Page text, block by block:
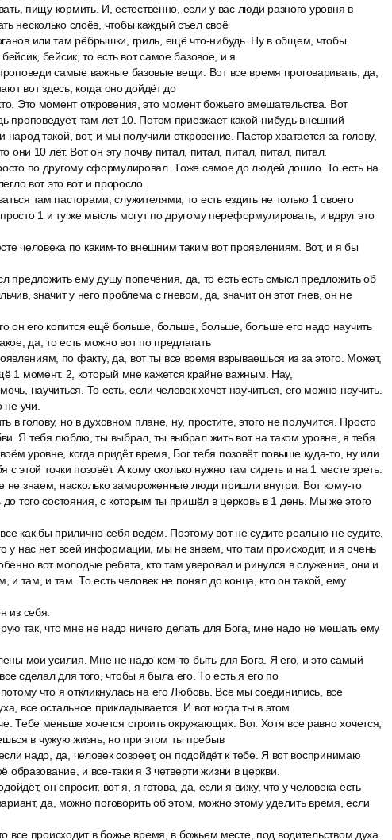
пищу кормить. И, естественно, если у вас люди разного уровня в
несколько слоёв, чтобы каждый съел своё
или там рёбрышки, гриль, ещё что-нибудь. Ну в общем, чтобы
бейсик, то есть вот самое базовое, и я
самые важные базовые вещи. Вот все время проговаривать, да,
вот здесь, когда оно дойдёт до
Это момент откровения, это момент божьего вмешательства. Вот
проповедует, там лет 10. Потом приезжает какой-нибудь внешний
такой, вот, и мы получили откровение. Пастор хватается за голову,
они 10 лет. Вот он эту почву питал, питал, питал, питал, питал.
по другому сформулировал. Тоже самое до людей дошло. То есть на
вот это вот и проросло.
там пасторами, служителями, то есть ездить не только 1 своего
1 и ту же мысль могут по другому переформулировать, и вдруг это
человека по каким-то внешним таким вот проявлениям. Вот, и я бы
предложить ему душу попечения, да, то есть есть смысл предложить об
значит у него проблема с гневом, да, значит он этот гнев, он не
он его копится ещё больше, больше, больше, больше его надо научить
да, то есть можно вот по предлагать
по факту, да, вот ты все время взрываешься из за этого. Может,
1 момент. 2, который мне кажется крайне важным. Нау,
научиться. То есть, если человек хочет научиться, его можно научить.
не учи.
в голову, но в духовном плане, ну, простите, этого не получится. Просто
Я тебя люблю, ты выбрал, ты выбрал жить вот на таком уровне, я тебя
уровне, когда придёт время, Бог тебя позовёт повыше куда-то, ну или
этой точки позовёт. А кому сколько нужно там сидеть и на 1 месте зреть.
не знаем, насколько замороженные люди пришли внутри. Вот кому-то
до того состояния, с которым ты пришёл в церковь в 1 день. Мы же этого
как бы прилично себя ведём. Поэтому вот не судите реально не судите,
у нас нет всей информации, мы не знаем, что там происходит, и я очень
вот молодые ребята, кто там уверовал и ринулся в служение, они и
и там, и там. То есть человек не понял до конца, кто он такой, ему
из себя.
так, что мне не надо ничего делать для Бога, мне надо не мешать ему
мои усилия. Мне не надо кем-то быть для Бога. Я его, и это самый
сделал для того, чтобы я была его. То есть я его по
что я откликнулась на его Любовь. Все мы соединились, все
все остальное прикладывается. И вот когда ты в этом
Тебе меньше хочется строить окружающих. Вот. Хотя все равно хочется,
в чужую жизнь, но при этом ты пребыв
надо, да, человек созреет, он подойдёт к тебе. Я вот воспринимаю
образование, и все-таки я 3 четверти жизни в церкви.
он спросит, вот я, я готова, да, если я вижу, что у человека есть
да, можно поговорить об этом, можно этому уделить время, если
все происходит в божье время, в божьем месте, под водительством духа